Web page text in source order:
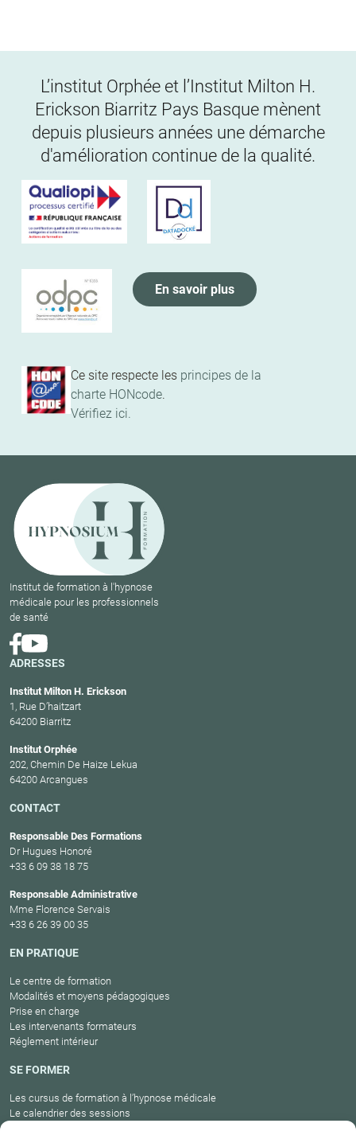
L’institut Orphée et l’Institut Milton H.
Erickson Biarritz Pays Basque mènent
depuis plusieurs années une démarche
d'amélioration continue de la qualité.
Ce site respecte les principes de la
charte HONcode.
Vérifiez ici.
En savoir plus
Institut de formation à l'hypnose
médicale pour les professionnels
de santé
ADRESSES
Institut Milton H. Erickson
1, Rue D’haitzart
64200 Biarritz
Institut Orphée
202, Chemin De Haize Lekua
64200 Arcangues
CONTACT
Responsable Des Formations
Dr Hugues Honoré
+33 6 09 38 18 75
Responsable Administrative
Mme Florence Servais
+33 6 26 39 00 35
EN PRATIQUE
Le centre de formation
Modalités et moyens pédagogiques
Prise en charge
Les intervenants formateurs
Réglement intérieur
SE FORMER
Les cursus de formation à l’hypnose médicale
Le calendrier des sessions